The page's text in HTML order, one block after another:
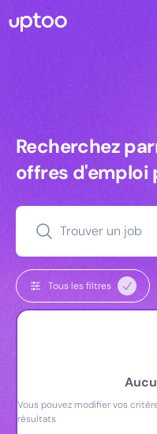
Recherchez
Recherchez
offres d'emploi
Trouver un job
Tous les filtres
Vous pouvez modifier vos
résultats